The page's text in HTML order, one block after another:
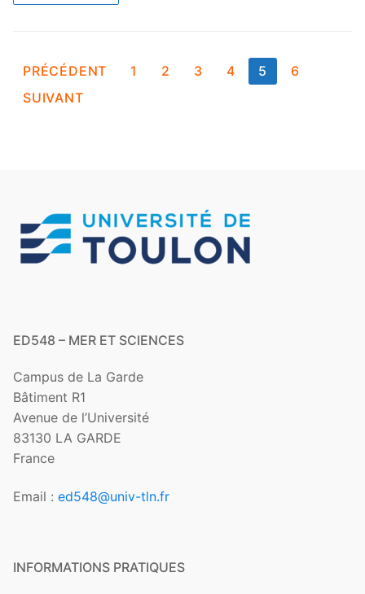
PRÉCÉDENT 1 2 3 4 5
6
SUIVANT
ED548 – MER ET SCIENCES
Campus de La Garde
Bâtiment R1
Avenue de l’Université
83130 LA GARDE
France
Email : ed548@univ-tln.fr
INFORMATIONS PRATIQUES